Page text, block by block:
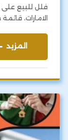
فلل للبيع على
الامارات،
المزيد